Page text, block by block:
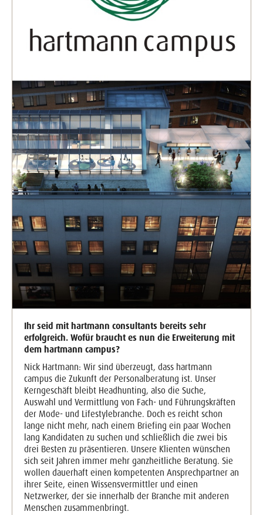
Ihr seid mit hartmann consultants bereits sehr
erfolgreich. Wofür braucht es nun die Erweiterung mit
dem hartmann campus?
Nick Hartmann: Wir sind überzeugt, dass hartmann
campus die Zukunft der Personalberatung ist. Unser
Kerngeschäft bleibt Headhunting, also die Suche,
Auswahl und Vermittlung von Fach- und Führungskräften
der Mode- und Lifestylebranche. Doch es reicht schon
lange nicht mehr, nach einem Briefing ein paar Wochen
lang Kandidaten zu suchen und schließlich die zwei bis
drei Besten zu präsentieren. Unsere Klienten wünschen
sich seit Jahren immer mehr ganzheitliche Beratung. Sie
wollen dauerhaft einen kompetenten Ansprechpartner an
ihrer Seite, einen Wissensvermittler und einen
Netzwerker, der sie innerhalb der Branche mit anderen
Menschen zusammenbringt.